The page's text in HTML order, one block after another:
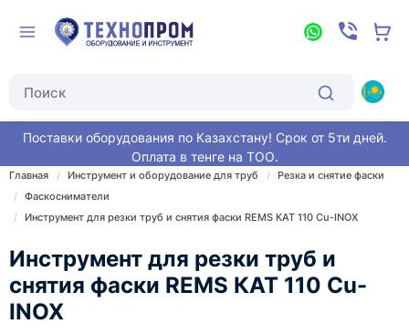
Поставки оборудования по Казахстану! Срок от 5ти дней.
Оплата в тенге на ТОО.
Главная Инструмент и оборудование для труб
Резка и снятие фаски
Фаскосниматели
Инструмент для резки труб и снятия фаски REMS КАТ 110 Cu-INOX
Инструмент для резки труб и
снятия фаски REMS КАТ 110 Cu-
INOX